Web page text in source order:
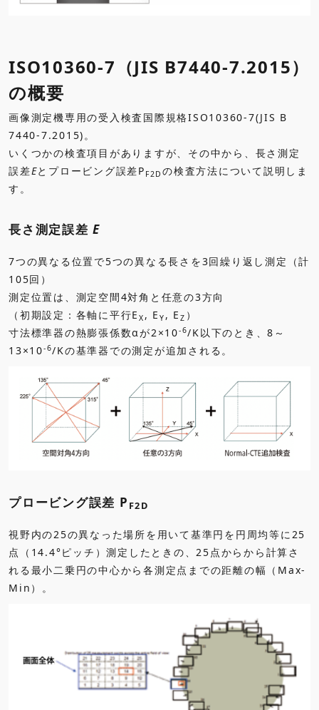
ISO10360-7（JIS B7440-7.2015）
の概要
画像測定機専用の受入検査国際規格ISO10360-7(JIS B
7440-7.2015)。
いくつかの検査項目がありますが、その中から、長さ測定
誤差Eとプロービング誤差P F2D の検査方法について説明しま
す。
長さ測定誤差E
7つの異なる位置で5つの異なる長さを3回繰り返し測定（計
105回）
測定位置は、測定空間4対角と任意の3方向
（初期設定：各軸に平行E X , E Y , E Z ）
寸法標準器の熱膨張係数αが2×10-6/K以下のとき、8～
13×10-6/Kの基準器での測定が追加される。
プロービング誤差 P F2D
視野内の25の異なった場所を用いて基準円を円周均等に25
点（14.4°ピッチ）測定したときの、25点からから計算さ
れる最小二乗円の中心から各測定点までの距離の幅（Max-
Min）。